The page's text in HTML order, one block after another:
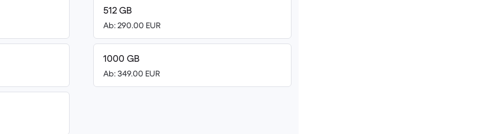
512 GB
Ab: 290.00 EUR
1000 GB
Ab: 349.00 EUR